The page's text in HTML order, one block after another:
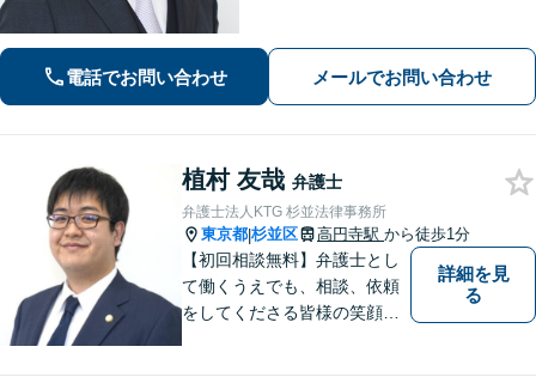
指し、日々邁進しております【夜間・
土日相談可】
電話でお問い合わせ メールでお問い合わせ
植村 友哉 弁護士
弁護士法人KTG 杉並法律事務所
東京都|杉並区 高円寺駅 から徒歩1分
【初回相談無料】弁護士とし
て働くうえでも、相談、依頼
をしてくださる皆様の笑顔を
詳細を見
る